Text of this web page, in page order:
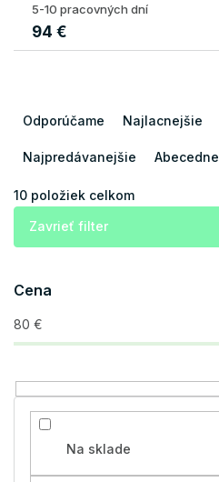
5-10 pracovných dní
94 €
i
d
u
k
o
v
Odporúčame Najlacnejšie
Najpredávanejšie Abecedne
10 položiek celkom
Zavrieť filter
Cena
80 €
Na sklade